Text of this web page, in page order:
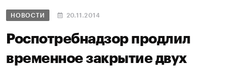
НОВОСТИ 20.11.2014
Роспотребнадзор продлил
временное закрытие двух